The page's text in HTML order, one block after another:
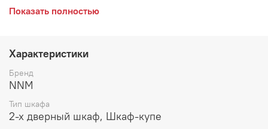
длина 2000 мм
высота 2200 мм
Цвет:
Показать полностью
Характеристики
Бренд
NNM
Тип шкафа
2-х дверный шкаф, Шкаф-купе